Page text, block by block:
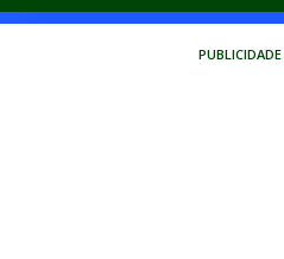
PUBLICIDADE